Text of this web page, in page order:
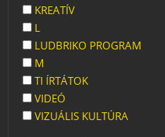
KREATÍV
L
LUDBRIKO PROGRAM
M
TI ÍRTÁTOK
VIDEÓ
VIZUÁLIS KULTÚRA